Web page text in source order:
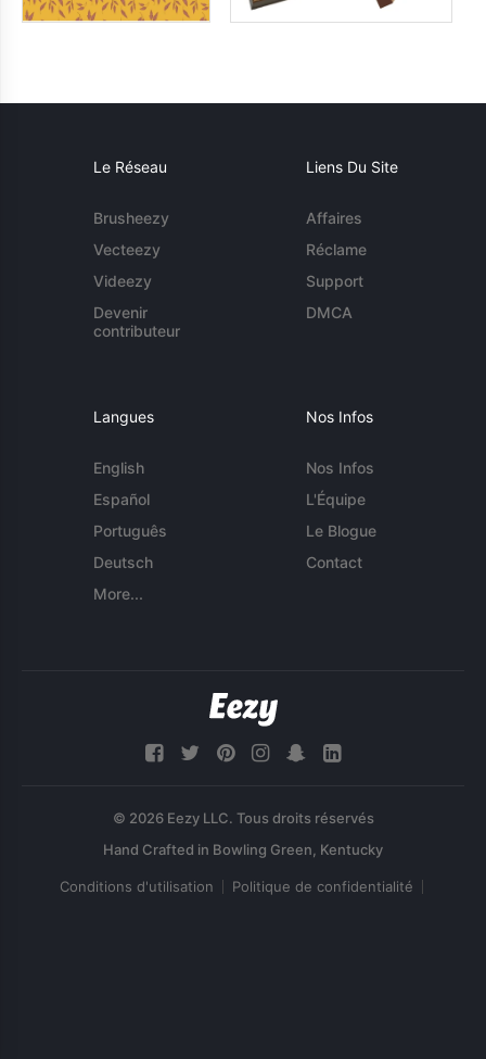
Le Réseau
Brusheezy
Vecteezy
Videezy
Devenir
contributeur
Liens Du Site
Affaires
Réclame
Support
DMCA
Langues
English
Español
Português
Deutsch
More...
Nos Infos
Nos Infos
L'Équipe
Le Blogue
Contact
© 2026 Eezy LLC. Tous droits réservés
Conditions d'utilisation Politique de confidentialité